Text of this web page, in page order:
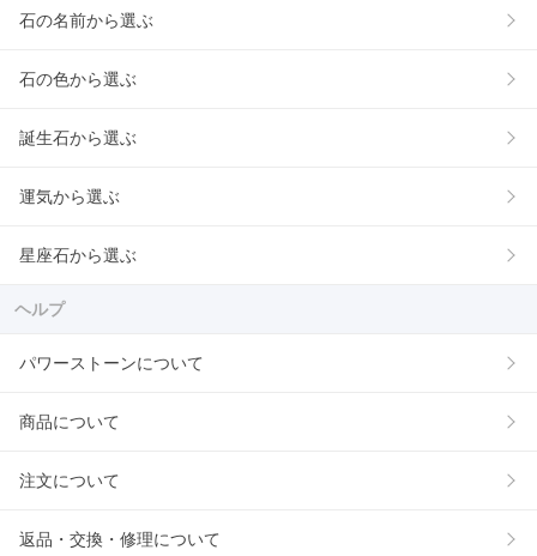
石の名前から選ぶ
石の色から選ぶ
誕生石から選ぶ
運気から選ぶ
星座石から選ぶ
ヘルプ
パワーストーンについて
商品について
注文について
返品・交換・修理について